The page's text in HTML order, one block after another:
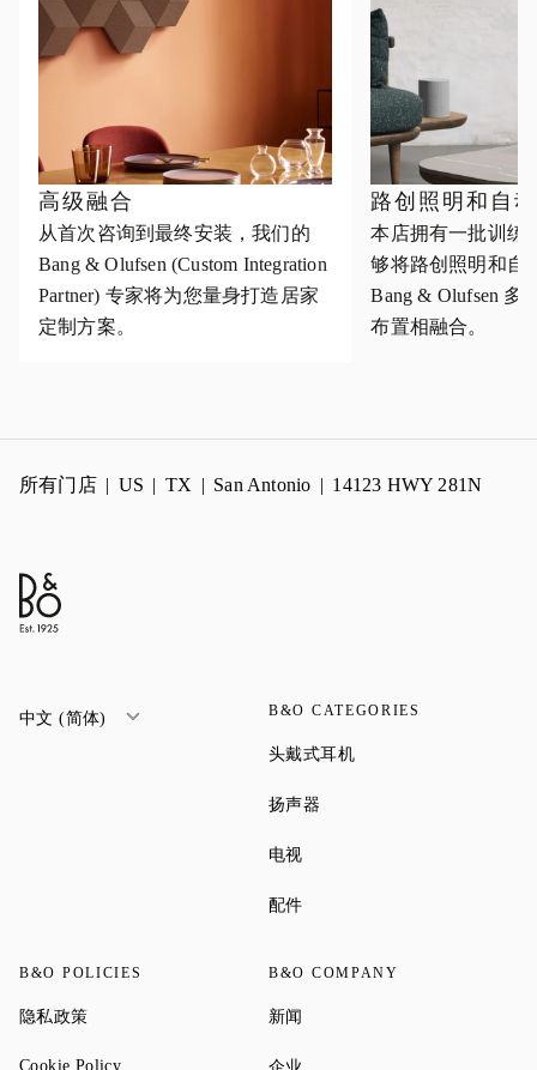
高级融合
从首次咨询到最终安装，我们的
Bang & Olufsen (Custom Integration
Partner) 专家将为您量身打造居家
定制方案。
路创照明和自
本店拥有一批训练
够将路创照明和自
Bang & Olufsen 多
布置相融合。
所有门店 US TX San Antonio 14123 HWY 281N
中文 (简体) B&O CATEGORIES
头戴式耳机
扬声器
电视
配件Link Opens in New Tab
B&O POLICIES
隐私政策Link Opens in New Tab
Cookie PolicyLink Opens in New Tab
B&O COMPANY
新闻